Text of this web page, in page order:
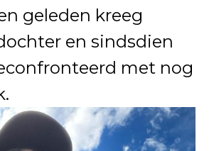
geleden kreeg
en sindsdien
met nog